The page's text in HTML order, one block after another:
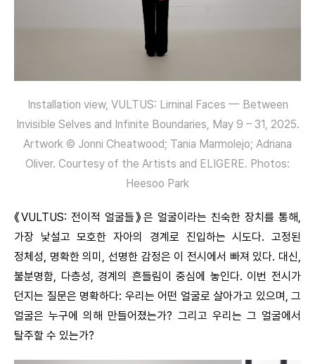
Installation view, VULTUS: Liminal Faces — Between
Invisible Selves and Infinite Boundaries, May 9 – 31, 2025.
Artwork © Jonni Cheatwood; Tania Marmolejo; Adriana
Oliver. Courtesy of the Artists and ELIGERE. Photos:
Heesoo Park
《VULTUS: 전이적 얼굴들》은 얼굴이라는 친숙한 장치를 통해,
가장 낯설고 모호한 자아의 경계로 진입하는 시도다. 고정된
정체성, 명확한 의미, 선명한 감정은 이 전시에서 빠져 있다. 대신,
불분명함, 다층성, 경계의 흔들림이 중심에 놓인다. 이번 전시가
던지는 질문은 명확하다: 우리는 어떤 얼굴로 살아가고 있으며, 그
얼굴은 누구에 의해 만들어졌는가? 그리고 우리는 그 얼굴에서
탈주할 수 있는가?